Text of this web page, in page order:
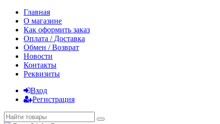
Главная
О магазине
Как оформить заказ
Оплата / Доставка
Обмен / Возврат
Новости
Контакты
Реквизиты
Вход
Регистрация